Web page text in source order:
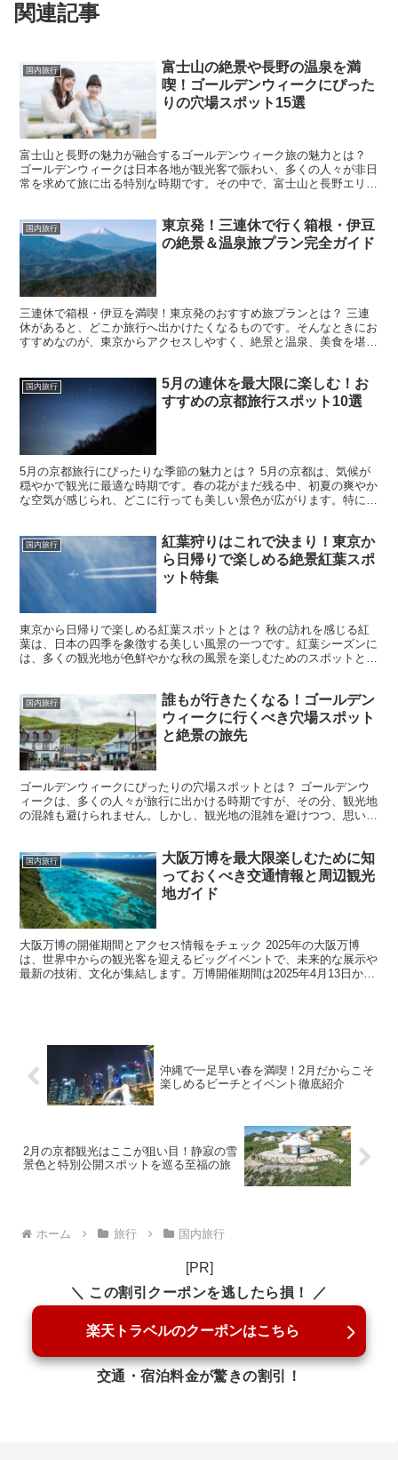
関連記事
国内旅行
富士山の絶景や長野の温泉を満
喫！ゴールデンウィークにぴった
りの穴場スポット15選
富士山と長野の魅力が融合するゴールデンウィーク旅の魅力とは？
ゴールデンウィークは日本各地が観光客で賑わい、多くの人々が非日
常を求めて旅に出る特別な時期です。その中で、富士山と長野エリア
国内旅行
東京発！三連休で行く箱根・伊豆
の絶景＆温泉旅プラン完全ガイド
三連休で箱根・伊豆を満喫！東京発のおすすめ旅プランとは？ 三連
休があると、どこか旅行へ出かけたくなるものです。そんなときにお
すすめなのが、東京からアクセスしやすく、絶景と温泉、美食を堪能
国内旅行
5月の連休を最大限に楽しむ！お
すすめの京都旅行スポット10選
5月の京都旅行にぴったりな季節の魅力とは？ 5月の京都は、気候が
穏やかで観光に最適な時期です。春の花がまだ残る中、初夏の爽やか
な空気が感じられ、どこに行っても美しい景色が広がります。特に5
国内旅行
紅葉狩りはこれで決まり！東京か
ら日帰りで楽しめる絶景紅葉スポ
ット特集
東京から日帰りで楽しめる紅葉スポットとは？ 秋の訪れを感じる紅
葉は、日本の四季を象徴する美しい風景の一つです。紅葉シーズンに
は、多くの観光地が色鮮やかな秋の風景を楽しむためのスポットとし
国内旅行
誰もが行きたくなる！ゴールデン
ウィークに行くべき穴場スポット
と絶景の旅先
ゴールデンウィークにぴったりの穴場スポットとは？ ゴールデンウ
ィークは、多くの人々が旅行に出かける時期ですが、その分、観光地
の混雑も避けられません。しかし、観光地の混雑を避けつつ、思い出
国内旅行
大阪万博を最大限楽しむために知
っておくべき交通情報と周辺観光
地ガイド
大阪万博の開催期間とアクセス情報をチェック 2025年の大阪万博
は、世界中からの観光客を迎えるビッグイベントで、未来的な展示や
最新の技術、文化が集結します。万博開催期間は2025年4月13日から
沖縄で一足早い春を満喫！2月だからこそ
楽しめるビーチとイベント徹底紹介
2月の京都観光はここが狙い目！静寂の雪
景色と特別公開スポットを巡る至福の旅
ホーム 旅行 国内旅行
[PR]
＼ この割引クーポンを逃したら損！ ／
楽天トラベルのクーポンはこちら
交通・宿泊料金が驚きの割引！